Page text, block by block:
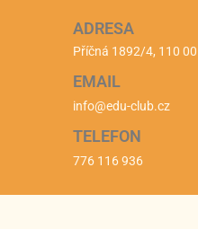
ADRESA
Příčná 1892/4, 110
EMAIL
info@edu-club.cz
TELEFON
776 116 936